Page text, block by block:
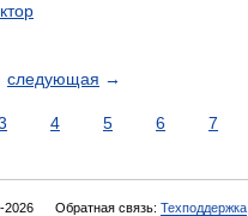
следующая →
4 5 6 7
2026 Обратная связь: Техподдержка